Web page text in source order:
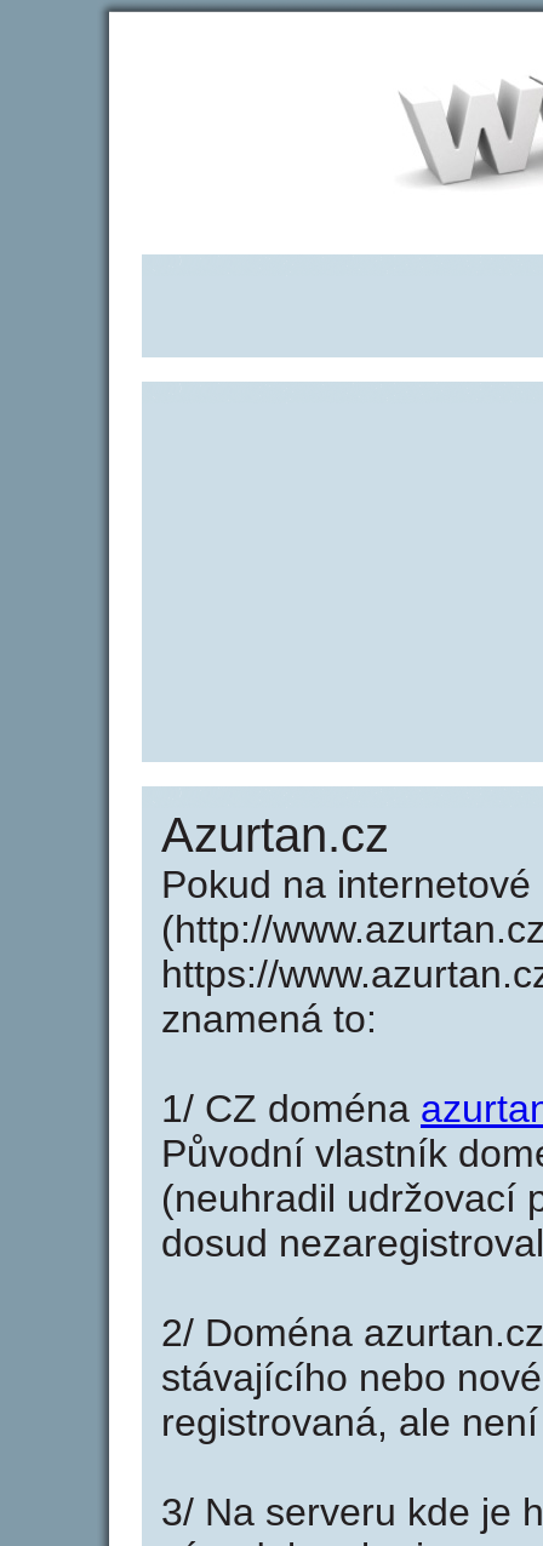
Azurtan.cz
Pokud na
(http://
https://
znamená to:
1/ CZ doména
Původní vlastník
(neuhradil udržovací
dosud
2/ Doména
stávajícího nebo
registrovaná, ale
3/ Na serveru kde je